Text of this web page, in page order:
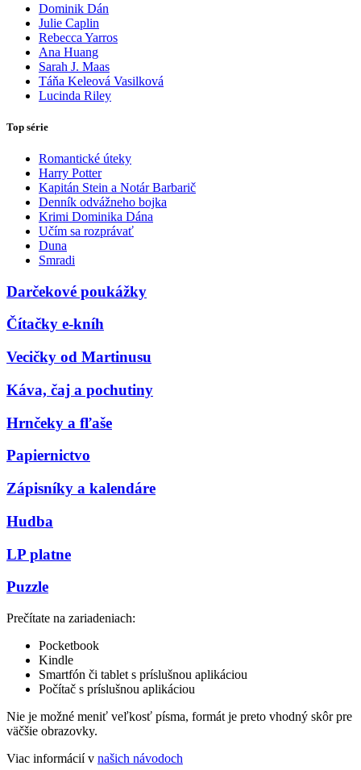
Dominik Dán
Julie Caplin
Rebecca Yarros
Ana Huang
Sarah J. Maas
Táňa Keleová Vasilková
Lucinda Riley
Top série
Romantické úteky
Harry Potter
Kapitán Stein a Notár Barbarič
Denník odvážneho bojka
Krimi Dominika Dána
Učím sa rozprávať
Duna
Smradi
Darčekové poukážky
Čítačky e-kníh
Vecičky od Martinusu
Káva, čaj a pochutiny
Hrnčeky a fľaše
Papiernictvo
Zápisníky a kalendáre
Hudba
LP platne
Puzzle
Prečítate na zariadeniach:
Pocketbook
Kindle
Smartfón či tablet s príslušnou aplikáciou
Počítač s príslušnou aplikáciou
Nie je možné meniť veľkosť písma, formát je preto vhodný skôr pre
väčšie obrazovky.
Viac informácií v našich návodoch